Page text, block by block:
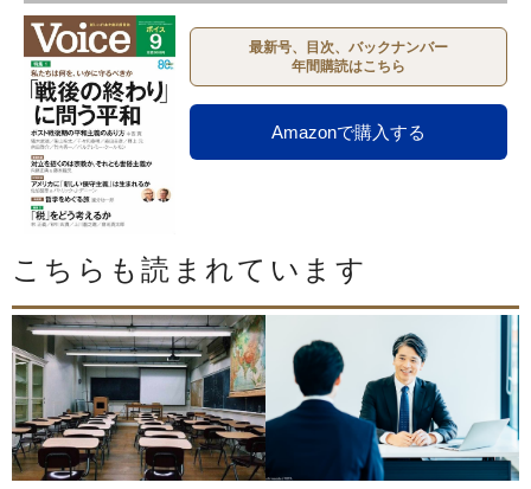
最新号、目次、バックナンバー
年間購読はこちら
Amazonで購入する
こちらも読まれています